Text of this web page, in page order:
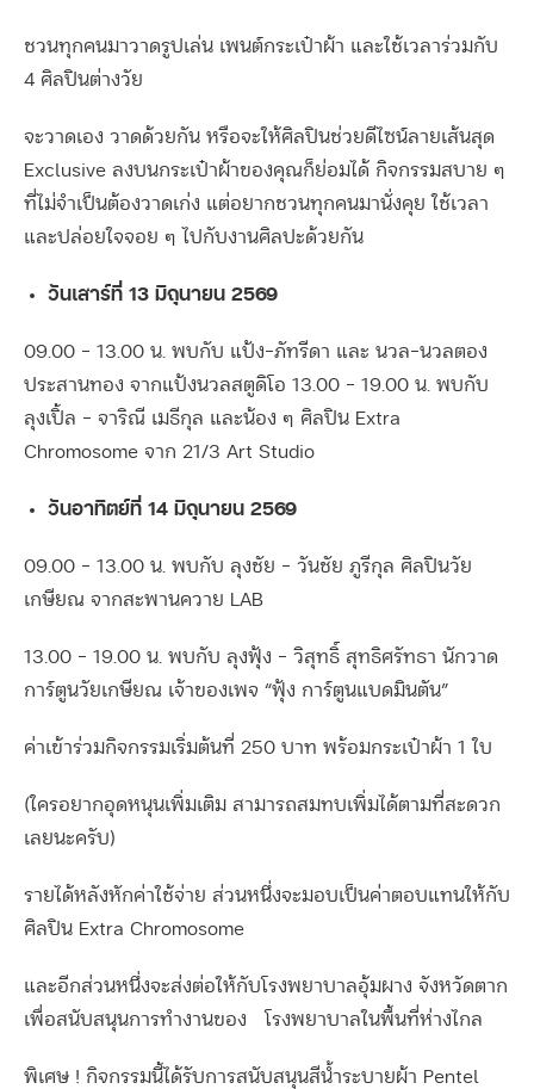
ชวนทุกคนมาวาดรูปเล่น เพนต์กระเป๋าผ้า และใช้เวลาร่วมกับ
4 ศิลปินต่างวัย
จะวาดเอง วาดด้วยกัน หรือจะให้ศิลปินช่วยดีไซน์ลายเส้นสุด
Exclusive ลงบนกระเป๋าผ้าของคุณก็ย่อมได้ กิจกรรมสบาย ๆ
ที่ไม่จำเป็นต้องวาดเก่ง แต่อยากชวนทุกคนมานั่งคุย ใช้เวลา
และปล่อยใจจอย ๆ ไปกับงานศิลปะด้วยกัน
วันเสาร์ที่ 13 มิถุนายน 2569
09.00 – 13.00 น. พบกับ แป้ง-ภัทรีดา และ นวล-นวลตอง
ประสานทอง จากแป้งนวลสตูดิโอ 13.00 – 19.00 น. พบกับ
ลุงเปิ้ล – จาริณี เมธีกุล และน้อง ๆ ศิลปิน Extra
Chromosome จาก 21/3 Art Studio
วันอาทิตย์ที่ 14 มิถุนายน 2569
09.00 – 13.00 น. พบกับ ลุงชัย – วันชัย ภูรีกุล ศิลปินวัย
เกษียณ จากสะพานควาย LAB
13.00 – 19.00 น. พบกับ ลุงฟุ้ง – วิสุทธิ์ สุทธิศรัทธา นักวาด
การ์ตูนวัยเกษียณ เจ้าของเพจ “ฟุ้ง การ์ตูนแบดมินตัน”
ค่าเข้าร่วมกิจกรรมเริ่มต้นที่ 250 บาท พร้อมกระเป๋าผ้า 1 ใบ
(ใครอยากอุดหนุนเพิ่มเติม สามารถสมทบเพิ่มได้ตามที่สะดวก
เลยนะครับ)
รายได้หลังหักค่าใช้จ่าย ส่วนหนึ่งจะมอบเป็นค่าตอบแทนให้กับ
ศิลปิน Extra Chromosome
และอีกส่วนหนึ่งจะส่งต่อให้กับโรงพยาบาลอุ้มผาง จังหวัดตาก
เพื่อสนับสนุนการทำงานของ
โรงพยาบาลในพื้นที่ห่างไกล
พิเศษ ! กิจกรรมนี้ได้รับการสนับสนุนสีน้ำระบายผ้า Pentel